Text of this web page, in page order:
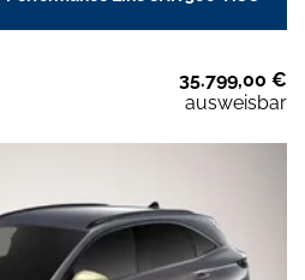
35.799,00 €
ausweisbar